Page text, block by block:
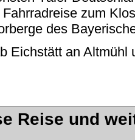
zum
des
Eichstätt an
Reise und